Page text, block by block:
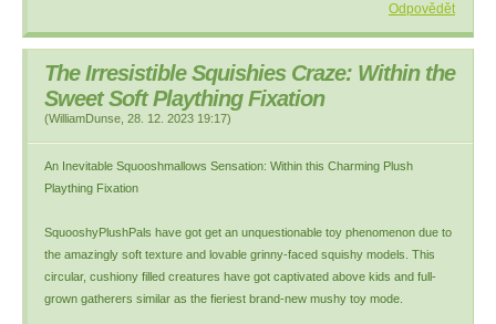
Odpovědět
The Irresistible Squishies Craze: Within the
Sweet Soft Plaything Fixation
(WilliamDunse 28. 12. 2023 19:17)
An Inevitable Squooshmallows Sensation: Within this Charming Plush
Plaything Fixation
SquooshyPlushPals have got get an unquestionable toy phenomenon due to
the amazingly soft texture and lovable grinny-faced squishy models. This
circular, cushiony filled creatures have got captivated above kids and full-
grown gatherers similar as the fieriest brand-new mushy toy mode.